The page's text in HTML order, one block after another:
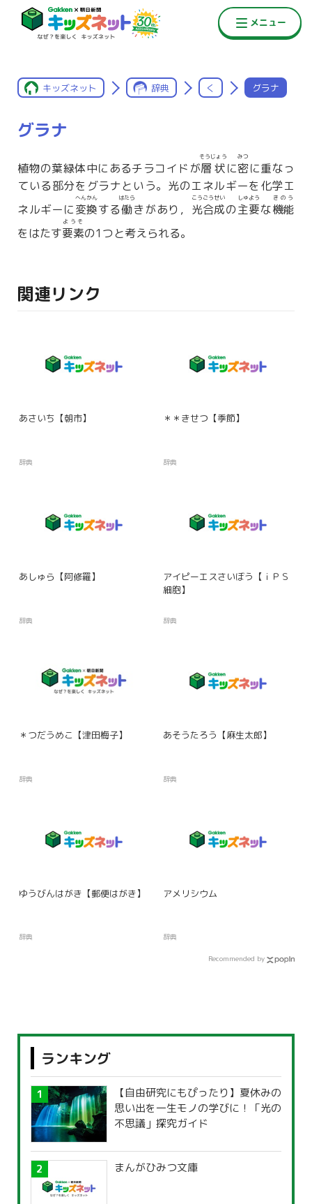
キッズネット 辞典 く グラナ
グラナ
植物の葉緑体中にあるチラコイドが層状
そうじょう
に密
みつ
に重なっ
ている部分をグラナという。光のエネルギーを化学エ
ネルギーに変換
へんかん
する働
はたら
きがあり， 光合成
こうごうせい
の主要
しゅよう
な機能
きのう
をはたす要素
ようそ
の1つと考えられる。
関連リンク
あさいち【朝市】
辞典
＊＊きせつ【季節】
辞典
あしゅら【阿修羅】
辞典
アイピーエスさいぼう【ｉＰＳ
細胞】
辞典
＊つだうめこ【津田梅子】
辞典
あそうたろう【麻生太郎】
辞典
ゆうびんはがき【郵便はがき】
辞典
アメリシウム
辞典
Recommended by
ランキング
【自由研究にもぴったり】夏休みの
思い出を一生モノの学びに！「光の
不思議」探究ガイド
まんがひみつ文庫